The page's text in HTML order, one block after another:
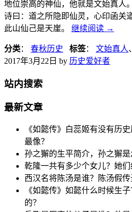
地位崇高的神仙，他就是文始真人
诗曰：道之所隐即仙灵，心印函关
此山仙己是天崖。 继续阅读 →
分类： 春秋历史 标签： 文始真人、
2017年3月22日 by 历史爱好者
站内搜索
最新文章
《如懿传》白蕊姬有没有历
最像？
孙之獬的生平简介，孙之獬是
乾隆一共有多少个女儿？她们
西汉名将陈汤是谁？陈汤假传
《如懿传》如懿什么时候生
的？